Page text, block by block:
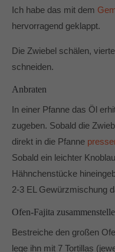
Ich habe das mit dem
hervorragend geklappt.
Die Zwiebel schälen,
schneiden.
Anbraten
In einer Pfanne das Öl
zugeben. Sobald die
direkt in die Pfanne
Sobald ein leichter
Hähnchenstücke
2-3 EL Gewürzmischung
Ofen-Fajita
Bestreiche den großen
lege ihn mit 7 Tortillas